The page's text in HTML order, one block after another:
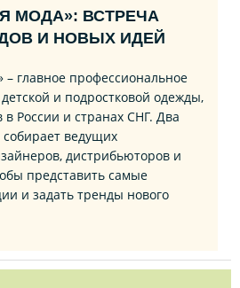
МОДА»: ВСТРЕЧА
И НОВЫХ ИДЕЙ
– главное профессиональное
и подростковой одежды,
в России и странах СНГ. Два
собирает ведущих
дистрибьюторов и
представить самые
и задать тренды нового